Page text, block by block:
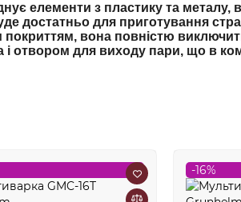
елементи з пластику та металу,
достатньо для приготування
вона повністю
отвором для виходу пари, що в
-16%